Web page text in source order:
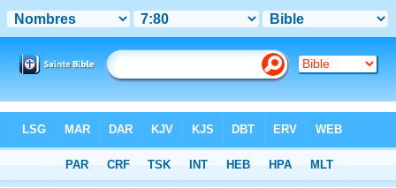
Chapitre 7 > Verset 80